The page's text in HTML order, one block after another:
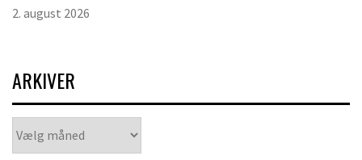
2. august 2026
ARKIVER